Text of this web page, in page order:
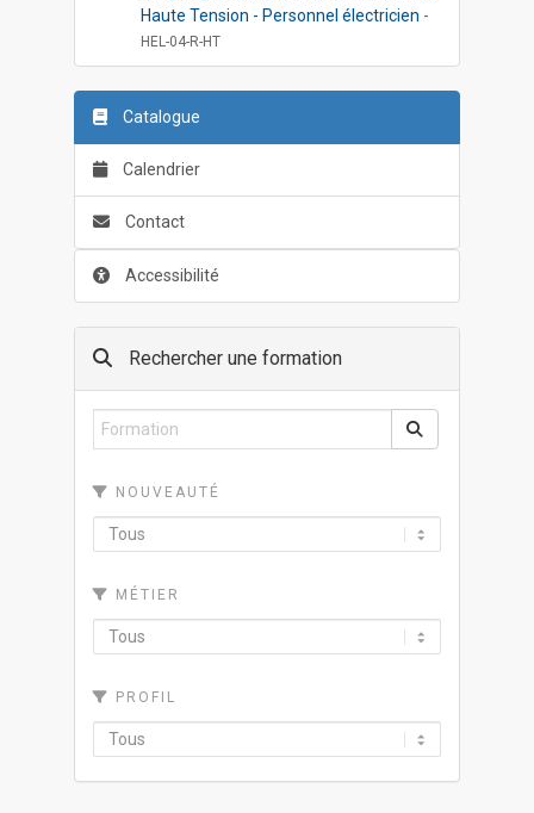
Haute Tension - Personnel électricien -
HEL-04-R-HT
Catalogue
Calendrier
Contact
Accessibilité
Rechercher une formation
NOUVEAUTÉ
MÉTIER
PROFIL